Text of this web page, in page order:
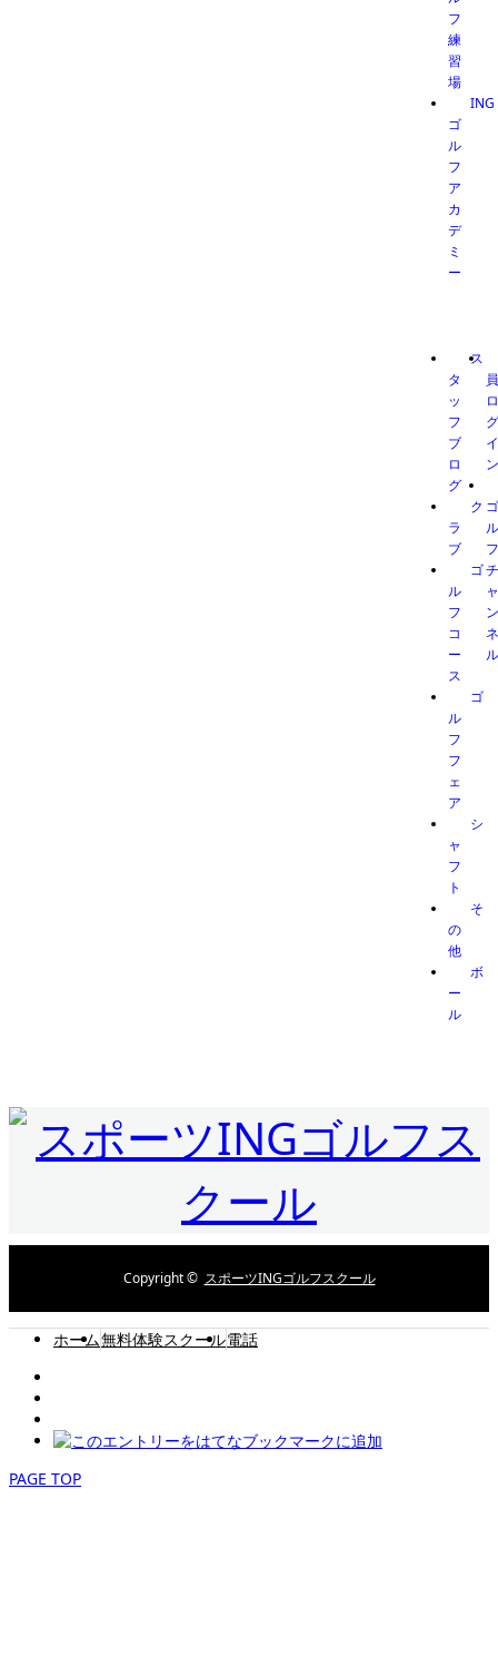
フ
練
習
場
ING
ゴ
ル
フ
ア
カ
デ
ミ
ー
ス
タ
ッ
フ
ブ
ロ
グ
ク
ラ
ブ
ゴ
ル
フ
コ
ー
ス
ゴ
ル
フ
フ
ェ
ア
シ
ャ
フ
ト
そ
の
他
ボ
ー
ル
員
ロ
グ
イ
ン
ゴ
ル
フ
チ
ャ
ン
ネ
ル
Copyright © スポーツINGゴルフスクール
ホーム無料体験スクール電話
PAGE TOP